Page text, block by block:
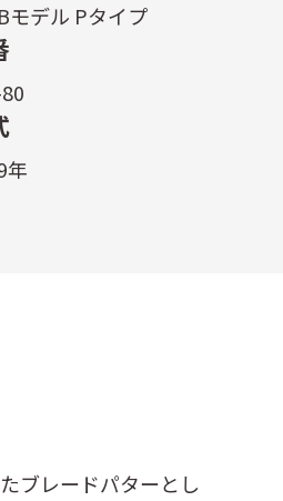
モデル Pタイプ
年
ブレードパターとし